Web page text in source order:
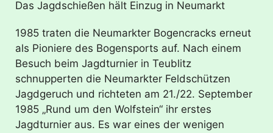
Das Jagdschießen hält Einzug in Neumarkt
1985 traten die Neumarkter Bogencracks erneut
als Pioniere des Bogensports auf. Nach einem
Besuch beim Jagdturnier in Teublitz
schnupperten die Neumarkter Feldschützen
Jagdgeruch und richteten am 21./22. September
1985 „Rund um den Wolfstein“ ihr erstes
Jagdturnier aus. Es war eines der wenigen